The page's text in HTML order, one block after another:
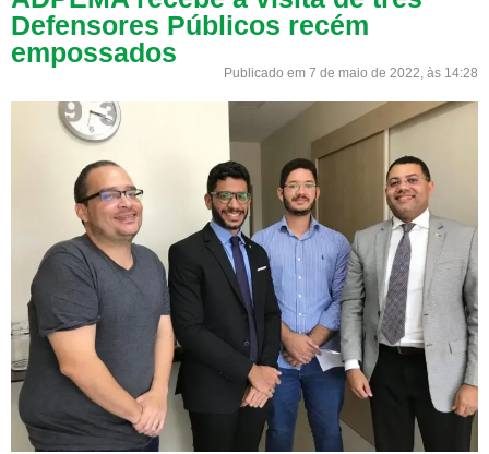
Defensores Públicos recém
empossados
Publicado em 7 de maio de 2022, às 14:28